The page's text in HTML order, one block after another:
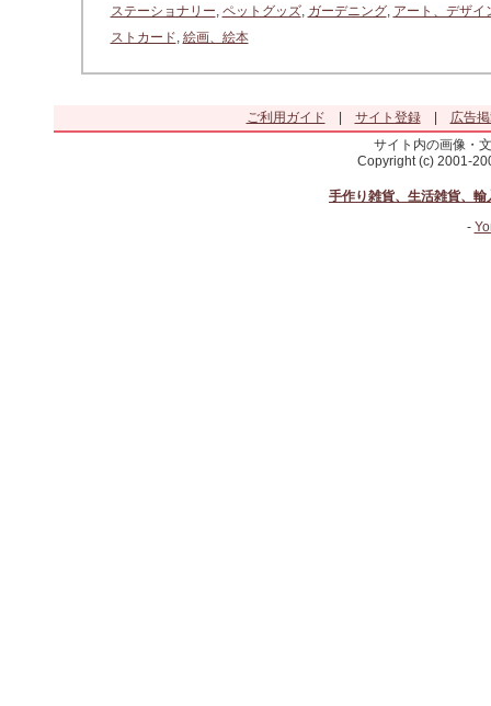
ステーショナリー, ペットグッズ, ガーデニング, アート、デザイ
ストカード, 絵画、絵本
ご利用ガイド サイト登録|
広告
サイト内の画像・
Copyright (c) 2001-
手作り雑貨、生活雑貨、
-